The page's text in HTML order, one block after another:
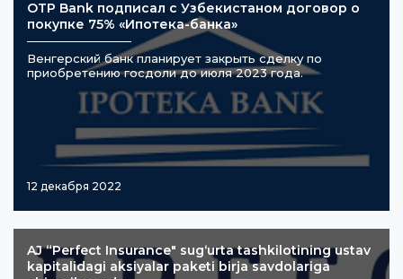
OTP Bank подписал с Узбекистаном договор о
покупке 75% «Ипотека-банка»
Венгерский банк планирует закрыть сделку по
приобретению госдоли до июля 2023 года.
12 декабря 2022
AJ “Perfect Insurance" sug‘urta tashkilotining ustav
kapitalidagi aksiyalar paketi birja savdolariga